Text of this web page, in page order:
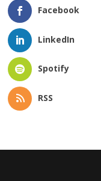
Facebook
LinkedIn
Spotify
RSS